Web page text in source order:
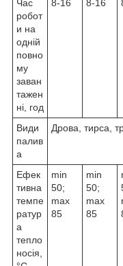
Час
робот
и на
одній
повно
му
заван
тажен
ні, год
8-16 8-16
Види
палив
а
Дрова, тирса,
Ефек
тивна
темпе
ратур
а
тепло
носія,
min
50;
max
85
min
50;
max
85